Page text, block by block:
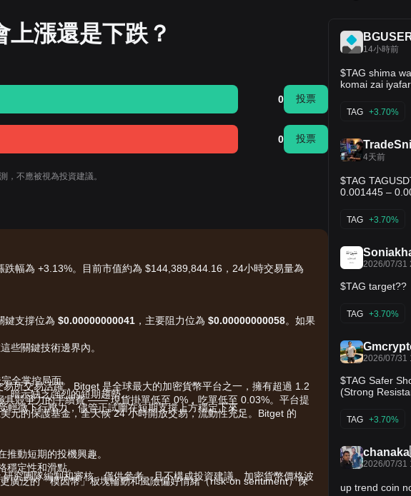
漲還是下跌？
0 投票
0 投票
，不應被視為投資建議。
幅為 +3.13%。目前市值約為 $144,389,844.16，24小時交易量為
鍵支撐位為 $0.00000000041 ，主要阻力位為 $0.00000000058。如果
些關鍵技術邊界內。
全掌控局面。
暗示缺乏強烈的短期趨勢。
輕微下行壓力，儘管正試圖在短期支撐上方穩定下來。
動短期的投機興趣。
定性和滑點。
廣泛的「模因幣」板塊輪動和風險偏好情緒（risk-on sentiment）保
所交易活躍，Bitget 是全球最大的加密貨幣平台之一，擁有超過 1.2
具競爭力的手續費 —— 現貨掛單低至 0%，吃單低至 0.03%。平台提
元的保護基金，全天候 24 小時開放交易，流動性充足。Bitget 的
究團隊編制和審核，僅供參考，且不構成投資建議。加密貨幣價格波
14小時前
$TAG shima
komai zai
TAG +3.70%
4天前
$TAG
0.001445 –
SL: 0.001395
TAG +3.70%
2026/07/31
$TAG target??
TAG +3.70%
2026/07/31
$TAG Safer
(Strong
to rally. Stop
Profit Targets:
TAG +3.70%
2026/07/31
up trend coin